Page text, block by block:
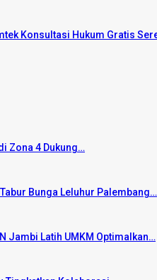
Konsultasi Hukum Gratis
Zona 4 Dukung…
Bunga Leluhur Palembang…
Jambi Latih UMKM Optimalkan…